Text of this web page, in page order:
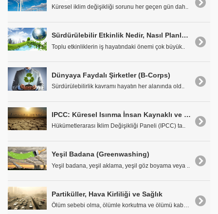
Küresel iklim değişikliği sorunu her geçen gün dah..
Sürdürülebilir Etkinlik Nedir, Nasıl Planlanmalıdır?
Toplu etkinliklerin iş hayatındaki önemi çok büyük..
Dünyaya Faydalı Şirketler (B-Corps)
Sürdürülebilirlik kavramı hayatın her alanında old..
IPCC: Küresel Isınma İnsan Kaynaklı ve Daha Önce Görülmemiş Bir Seviyede
Hükümetlerarası İklim Değişikliği Paneli (IPCC) ta..
Yeşil Badana (Greenwashing)
Yeşil badana, yeşil aklama, yeşil göz boyama veya ..
Partiküller, Hava Kirliliği ve Sağlık
Ölüm sebebi olma, ölümle korkutma ve ölümü kabul e..